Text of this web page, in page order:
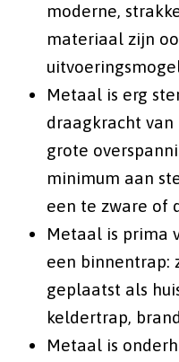
moderne,
materiaal zijn
Metaal is erg
draagkracht
grote
minimum aan
een te zware of
Metaal is prima
een binnentrap:
geplaatst als
keldertrap,
Metaal is